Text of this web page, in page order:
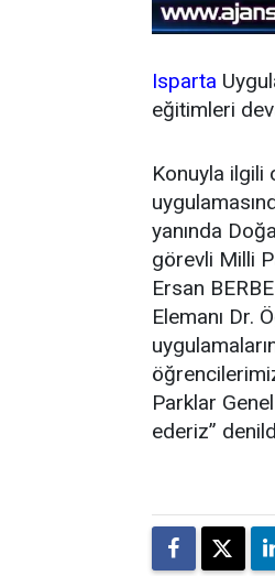
Isparta
eğitimleri
Konuyla ilgili
yanında
görevli Milli
Ersan
Elemanı Dr.
Parklar
ederiz”